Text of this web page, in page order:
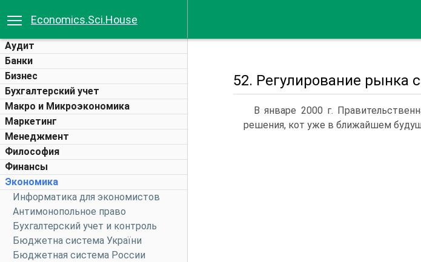
Economics.Sci.House
Аудит
Банки
Бизнес
Бухгалтерский учет
Макро и Микроэкономика
Маркетинг
Менеджмент
Философия
Финансы
Экономика
Информатика для экономистов
Антимонопольное право
Бухгалтерский учет и контроль
Бюджетна система України
Бюджетная система России
52. Регулирование рынка
В январе 2000 г.
решения, кот уже в ближайшем